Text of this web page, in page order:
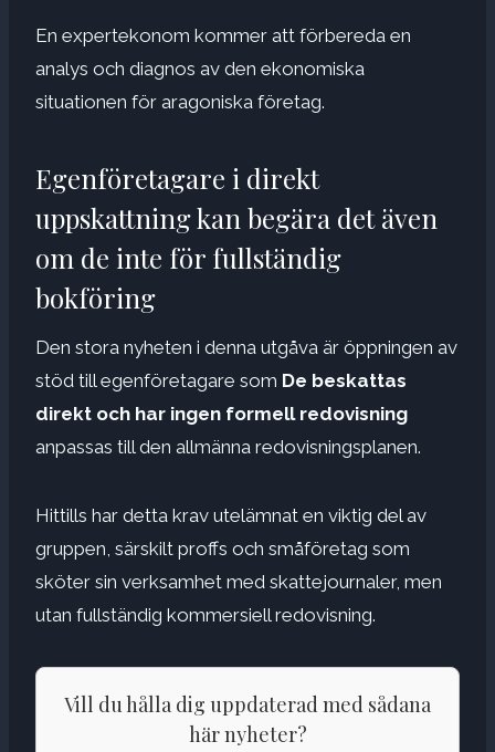
En expertekonom kommer att förbereda en
analys och diagnos av den ekonomiska
situationen för aragoniska företag.
Egenföretagare i direkt
uppskattning kan begära det även
om de inte för fullständig
bokföring
Den stora nyheten i denna utgåva är öppningen av
stöd till egenföretagare som De beskattas
direkt och har ingen formell redovisning
anpassas till den allmänna redovisningsplanen.
Hittills har detta krav utelämnat en viktig del av
gruppen, särskilt proffs och småföretag som
sköter sin verksamhet med skattejournaler, men
utan fullständig kommersiell redovisning.
Vill du hålla dig uppdaterad med sådana
här nyheter?